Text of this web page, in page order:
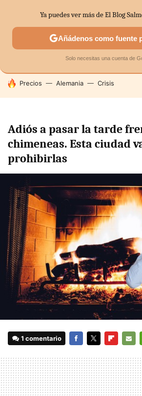
SECTORES ECONOMÍA DOMÉSTICA
HOY SE HABLA DE
Precios Alemania Crisis
Adiós a pasar la tarde
chimeneas. Esta ciudad
prohibirlas
1 comentario
MAIL
Ya puedes ver más de El Blog
Añádenos como fuente
Solo necesitas una cuenta de